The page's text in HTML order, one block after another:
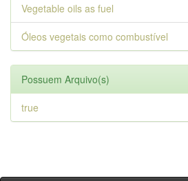
Vegetable oils as fuel
Óleos vegetais como combustível
Possuem Arquivo(s)
true